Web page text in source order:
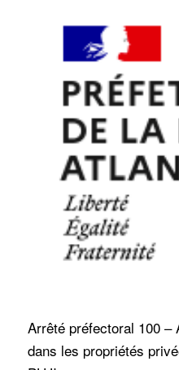
Arrêté préfectoral 100 –
dans les propriétés